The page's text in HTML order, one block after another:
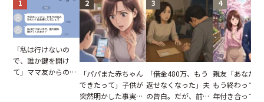
1
「私は行けないの
で、誰か鍵を開け
て」ママ友からの
2
「パパまた赤ちゃん
できたって」子供が
突然明かした事実。
3
「借金480万、もう
返せなくなった」夫
の告白。だが、前日
4
親友「あなた
もう終わって
年付き合って